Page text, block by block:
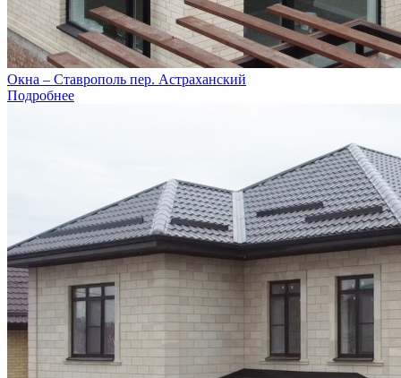
Окна – Ставрополь пер. Астраханский
Подробнее